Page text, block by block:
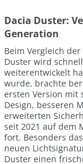
Dacia Duster:
Generation
Beim Vergleich
Duster wird
weiterentwickelt
wurde, brachte
ersten Version mit
Design, besseren
erweiterten
seit 2021 auf dem
fort. Besonders
neuen
Duster einen